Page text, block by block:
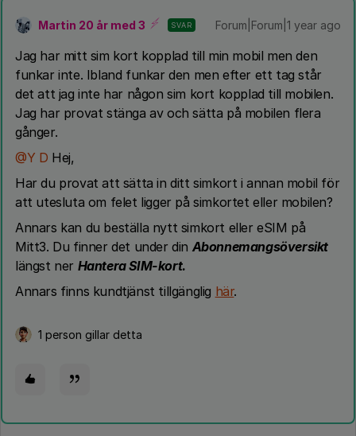
Martin 20 år med 3 SVAR Forum|Forum|1 year ago
Jag har mitt sim kort kopplad till min mobil men den
funkar inte. Ibland funkar den men efter ett tag står
det att jag inte har någon sim kort kopplad till mobilen.
Jag har provat stänga av och sätta på mobilen flera
gånger.
@Y D Hej,
Har du provat att sätta in ditt simkort i annan mobil för
att utesluta om felet ligger på simkortet eller mobilen?
Annars kan du beställa nytt simkort eller eSIM på
Mitt3. Du finner det under din Abonnemangsöversikt
längst ner Hantera SIM-kort.
Annars finns kundtjänst tillgänglig här.
1 person gillar detta